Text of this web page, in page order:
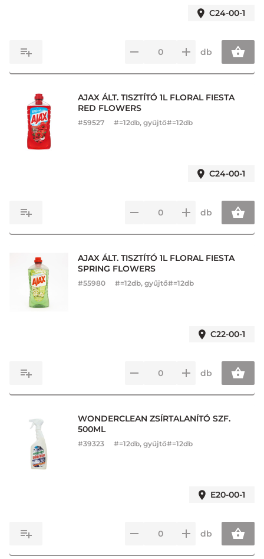
C24-00-1
db
AJAX ÁLT. TISZTÍTÓ 1L FLORAL FIESTA
RED FLOWERS
#59527 #=12db, gyűjtő#=12db
C24-00-1
db
AJAX ÁLT. TISZTÍTÓ 1L FLORAL FIESTA
SPRING FLOWERS
#55980 #=12db, gyűjtő#=12db
C22-00-1
db
WONDERCLEAN ZSÍRTALANÍTÓ SZF.
500ML
#39323 #=12db, gyűjtő#=12db
E20-00-1
db